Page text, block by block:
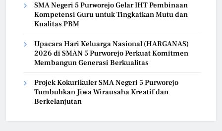
SMA Negeri 5 Purworejo Gelar IHT Pembinaan
Kompetensi Guru untuk Tingkatkan Mutu dan
Kualitas PBM
Upacara Hari Keluarga Nasional (HARGANAS)
2026 di SMAN 5 Purworejo Perkuat Komitmen
Membangun Generasi Berkualitas
Projek Kokurikuler SMA Negeri 5 Purworejo
Tumbuhkan Jiwa Wirausaha Kreatif dan
Berkelanjutan